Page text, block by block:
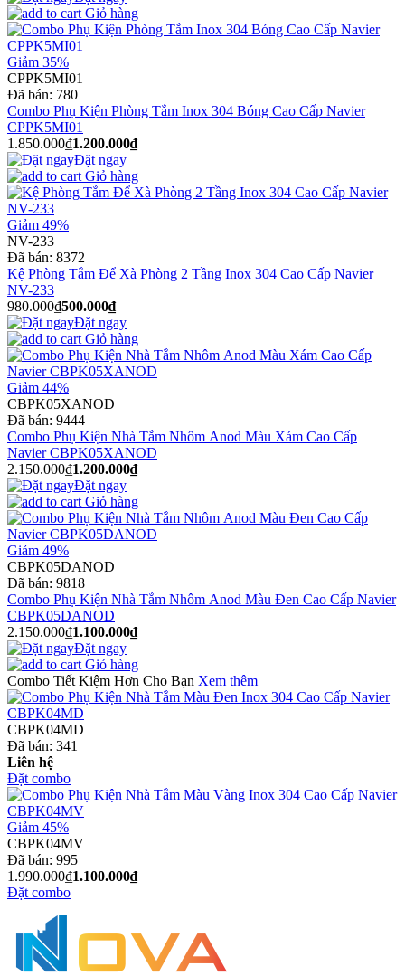
Giỏ hàng
Giảm 35%
CPPK5MI01
Đã bán: 780
Combo Phụ Kiện Phòng Tắm Inox 304 Bóng Cao Cấp Navier
CPPK5MI01
1.850.000₫1.200.000₫
Đặt ngay
Giỏ hàng
Giảm 49%
NV-233
Đã bán: 8372
Kệ Phòng Tắm Để Xà Phòng 2 Tầng Inox 304 Cao Cấp Navier
NV-233
980.000₫500.000₫
Đặt ngay
Giỏ hàng
Giảm 44%
CBPK05XANOD
Đã bán: 9444
Combo Phụ Kiện Nhà Tắm Nhôm Anod Màu Xám Cao Cấp
Navier CBPK05XANOD
2.150.000₫1.200.000₫
Đặt ngay
Giỏ hàng
Giảm 49%
CBPK05DANOD
Đã bán: 9818
Combo Phụ Kiện Nhà Tắm Nhôm Anod Màu Đen Cao Cấp Navier
CBPK05DANOD
2.150.000₫1.100.000₫
Đặt ngay
Giỏ hàng
Combo Tiết Kiệm Hơn Cho Bạn Xem thêm
CBPK04MD
Đã bán: 341
Liên hệ
Đặt combo
Giảm 45%
CBPK04MV
Đã bán: 995
1.990.000₫1.100.000₫
Đặt combo